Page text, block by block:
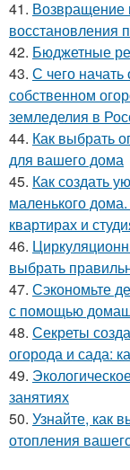
41. Возвращение
восстановления
42. Бюджетные
43. С чего
собственном
земледелия в
44. Как выбрать
для вашего дома
45. Как создать
маленького
квартирах и
46.
выбрать
47. Сэкономьте
с помощью
48. Секреты
огорода и сада:
49.
занятиях
50. Узнайте, как
отопления